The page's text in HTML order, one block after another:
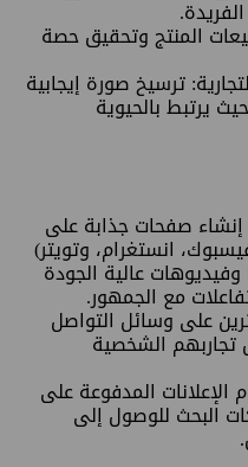
المنتج وتحقيق حصة
ترسيخ صورة إيجابية
يرتبط بالحيوية
صفحات جذابة على
انستغرام، وتويتر)
عالية الجودة
مع الجمهور.
على وسائل التواصل
تجاربهم الشخصية
الإعلانات المدفوعة على
البحث للوصول إلى